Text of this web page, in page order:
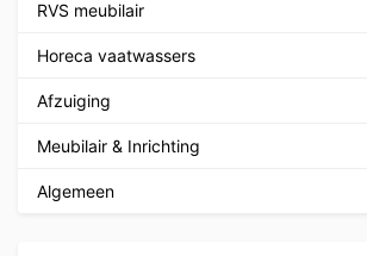
RVS meubilair
Horeca vaatwassers
Afzuiging
Meubilair & Inrichting
Algemeen